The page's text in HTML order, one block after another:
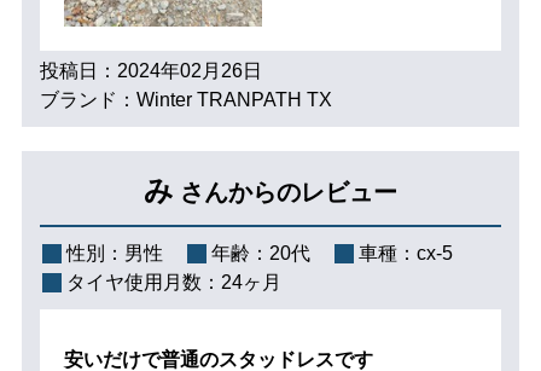
投稿日：2024年02月26日
ブランド：Winter TRANPATH TX
み さんからのレビュー
性別： 男性 年齢： 20代 車種： cx-5
タイヤ使用月数： 24ヶ月
安いだけで普通のスタッドレスです